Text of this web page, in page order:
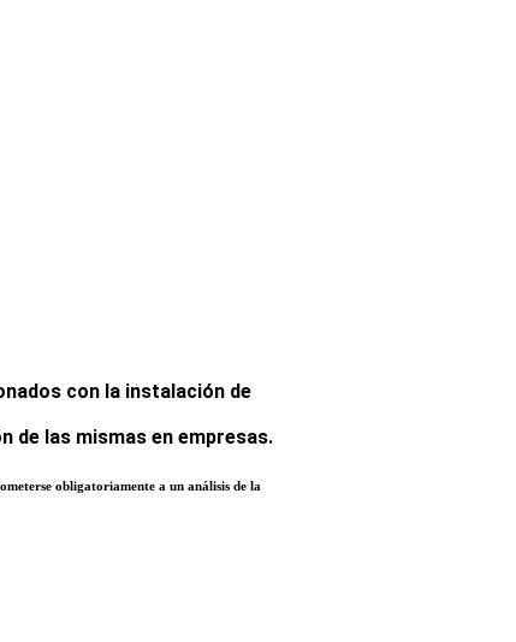
con la instalación de
de las mismas en empresas.
obligatoriamente a un análisis de la